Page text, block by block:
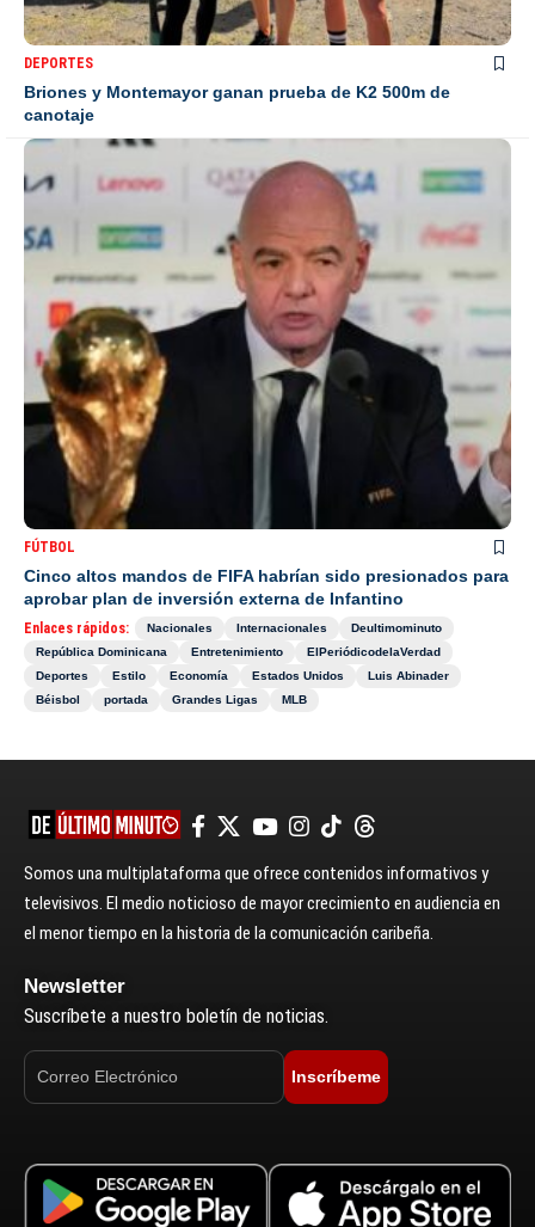
DEPORTES
Briones y Montemayor ganan prueba de K2 500m de
canotaje
FÚTBOL
Cinco altos mandos de FIFA habrían sido presionados para
aprobar plan de inversión externa de Infantino
Enlaces rápidos: Nacionales Internacionales
Deultimominuto
República Dominicana
Entretenimiento
ElPeriódicodelaVerdad
Deportes
Estilo Economía Estados Unidos
Luis Abinader
Béisbol
portada Grandes Ligas MLB
Somos una multiplataforma que ofrece contenidos informativos y
televisivos. El medio noticioso de mayor crecimiento en audiencia en
el menor tiempo en la historia de la comunicación caribeña.
Newsletter
Suscríbete a nuestro boletín de noticias.
Inscríbeme